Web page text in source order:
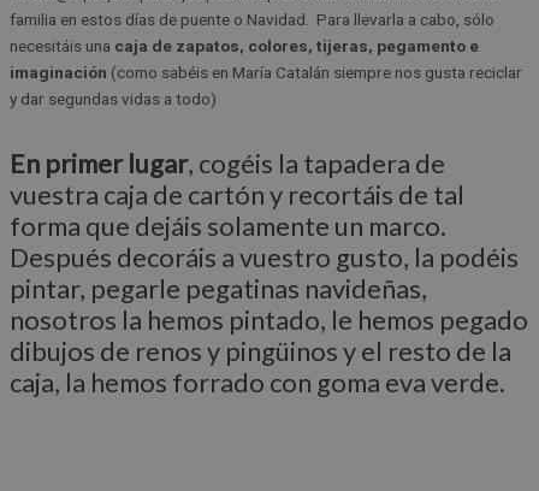
familia en estos días de puente o Navidad. Para llevarla a cabo, sólo
necesitáis una caja de zapatos, colores, tijeras, pegamento e
imaginación (como sabéis en María Catalán siempre nos gusta reciclar
y dar segundas vidas a todo)
En primer lugar, cogéis la tapadera de
vuestra caja de cartón y recortáis de tal
forma que dejáis solamente un marco.
Después decoráis a vuestro gusto, la podéis
pintar, pegarle pegatinas navideñas,
nosotros la hemos pintado, le hemos pegado
dibujos de renos y pingüinos y el resto de la
caja, la hemos forrado con goma eva verde.